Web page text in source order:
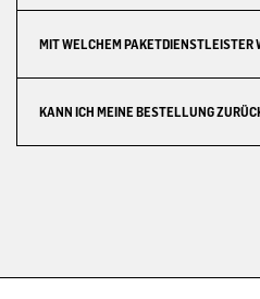
MIT WELCHEM PAKETDIENSTLEISTER
KANN ICH MEINE BESTELLUNG